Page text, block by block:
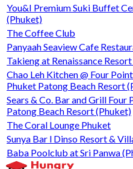
You&I Premium Suki Buffet
(Phuket)
The Coffee Club
Panyaah Seaview Cafe
Takieng at Renaissance
Chao Leh Kitchen @ Four
Phuket Patong Beach Resort
Sears & Co. Bar and Grill Four
Patong Beach Resort (Phuket)
The Coral Lounge Phuket
Sunya Bar l Dinso Resort &
Baba Poolclub at Sri Panwa